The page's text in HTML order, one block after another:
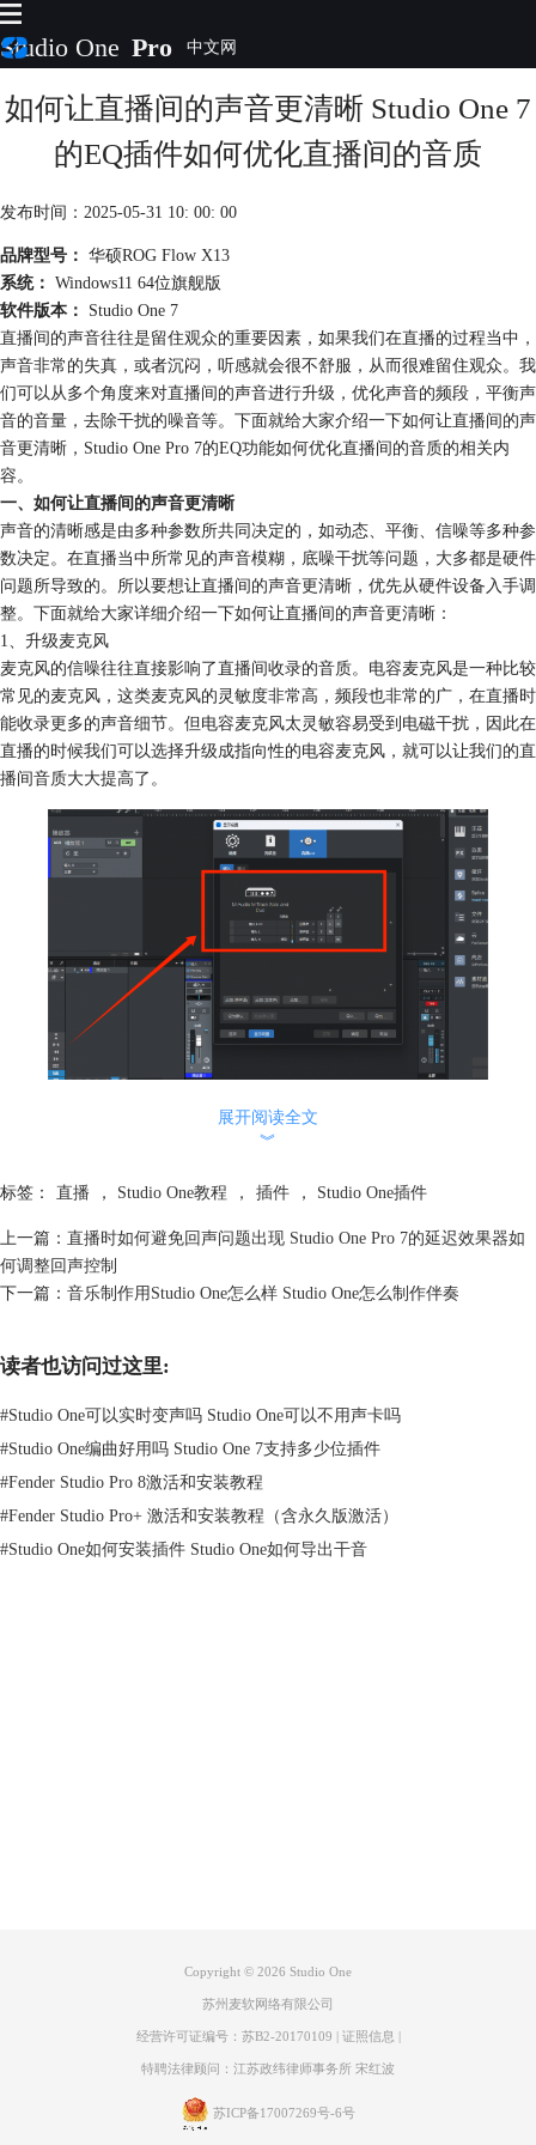
Studio One Pro
首页
视频教程
购买
如何让直播间的声音更清晰 Studio One 7
的EQ插件如何优化直播间的音质
发布时间：2025-05-31 10: 00: 00
品牌型号： 华硕ROG Flow X13
系统： Windows11 64位旗舰版
软件版本：
Studio One 7
直播间的声音往往是留住观众的重要因素，如果我们在直播的过程当中，
声音非常的失真，或者沉闷，听感就会很不舒服，从而很难留住观众。我
们可以从多个角度来对直播间的声音进行升级，优化声音的频段，平衡声
音的音量，去除干扰的噪音等。下面就给大家介绍一下如何让直播间的声
音更清晰，Studio One Pro 7的EQ功能如何优化直播间的音质的相关内
容。
一、如何让直播间的声音更清晰
声音的清晰感是由多种参数所共同决定的，如动态、平衡、信噪等多种参
数决定。在直播当中所常见的声音模糊，底噪干扰等问题，大多都是硬件
问题所导致的。所以要想让直播间的声音更清晰，优先从硬件设备入手调
整。下面就给大家详细介绍一下如何让直播间的声音更清晰：
1、升级麦克风
麦克风的信噪往往直接影响了直播间收录的音质。电容麦克风是一种比较
常见的麦克风，这类麦克风的灵敏度非常高，频段也非常的广，在直播时
能收录更多的声音细节。但电容麦克风太灵敏容易受到电磁干扰，因此在
直播的时候我们可以选择升级成指向性的电容麦克风，就可以让我们的直
播间音质大大提高了。
Studio One当中的降噪插件来去除，但这治标不治本，电磁干扰的本质是
入，不要有虚接，然后还可以升级一下质量更好的连接线，这样也可以让
我们的直播间声音更加的清晰。
3、声学布置
晰，就可以尝试关闭空调，键盘等潜在的噪音声源。还可以尝试在墙面或
些不需要的低频，正确安装之后，也可以让直播间的声音更清晰。
二、Studio One Pro 7的EQ功能如何优化直播间的音质
Studio One Pro 7自带有非常专业的
率，提升声音的清晰度。其中的曲线可以让我们精准的调整参数，可以用
它去除一些不需要的噪音频段，让一些人声的频段更加的清晰。下面就给
大家详细介绍一下Studio One Pro 7的EQ功能如何优化直播间的音质：
图 2 设置通道
在工程的右下角找到混音按钮，点击就可以调出混音台界面了。然后在新
调出的混音台页面，找到麦克风轨道，点击右上角加号，搜索Pro EQ插
展开阅读全文
︾
标签： 直播 ， Studio One教程 ， 插件 ， Studio One插件
上一篇： 直播时如何避免回声问题出现 Studio One Pro 7的延迟效果器如
何调整回声控制
下一篇： 音乐制作用Studio One怎么样 Studio One怎么制作伴奏
读者也访问过这里:
#Studio One可以实时变声吗 Studio One可以不用声卡吗
#Studio One编曲好用吗 Studio One 7支持多少位插件
#Fender Studio Pro 8激活和安装教程
#Fender Studio Pro+ 激活和安装教程（含永久版激活）
#Studio One如何安装插件 Studio One如何导出干音
Copyright © 2026 Studio One
苏州麦软网络有限公司
经营许可证编号：苏B2-20170109 证照信息
特聘法律顾问：江苏政纬律师事务所 宋红波
苏ICP备17007269号-6号